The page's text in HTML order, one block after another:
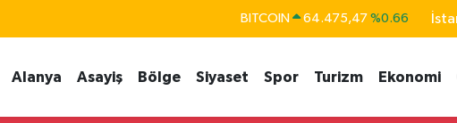
BITCOIN 64.475,47 %0.66
EURO 55,1336 %0.18
STERLİN 64,2534 %0.22
Alanya Asayiş Bölge Siyaset Spor Turizm Ekonomi